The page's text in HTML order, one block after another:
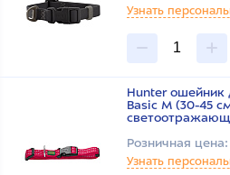
Узнать
Hunter ошейник
Basic M (30-45
Розничная цена:
Узнать